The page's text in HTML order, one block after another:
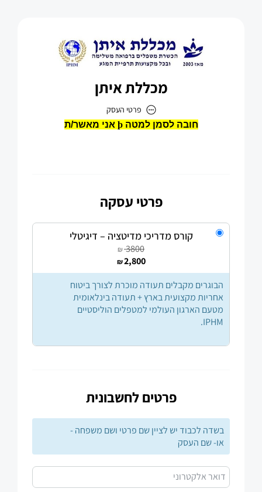
מכללת איתן
פרטי העסק
פרטי עסקה
קורס מדריכי מדיטציה – דיגיטלי
3800
₪
2,800
₪
הבוגרים מקבלים תעודה מוכרת לצורך ביטוח
אחריות מקצועית בארץ + תעודה בינלאומית
מטעם הארגון העולמי למטפלים הוליסטיים
IPHM.
פרטים לחשבונית
בשדה לכבוד יש לציין שם פרטי ושם משפחה -
או- שם העסק
דואר אלקטרוני